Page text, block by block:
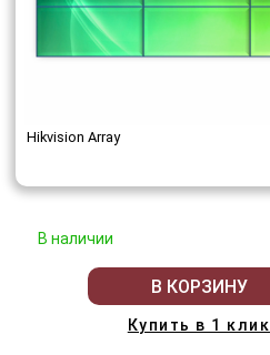
Hikvision Array
В наличии
В КОРЗИНУ
Купить в 1 клик